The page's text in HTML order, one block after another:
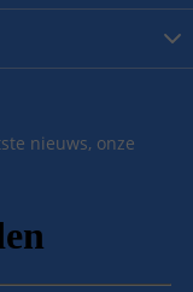
nieuws, onze